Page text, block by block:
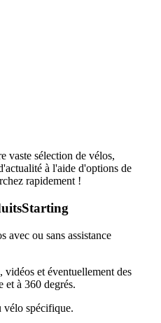
vaste sélection de vélos,
à l'aide d'options de
rapidement !
Starting
avec ou sans assistance
et éventuellement des
et à 360 degrés.
vélo spécifique.